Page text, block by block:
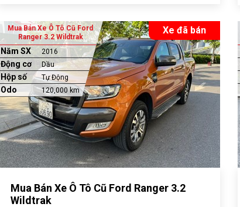
Xe đã bán
Mua Bán Xe Ô Tô Cũ Ford
Ranger 3.2 Wildtrak
Năm SX 2016
Động cơ Dầu
Hộp số Tự Động
Odo 120,000 km
Mua Bán Xe Ô Tô Cũ Ford Ranger 3.2
Wildtrak